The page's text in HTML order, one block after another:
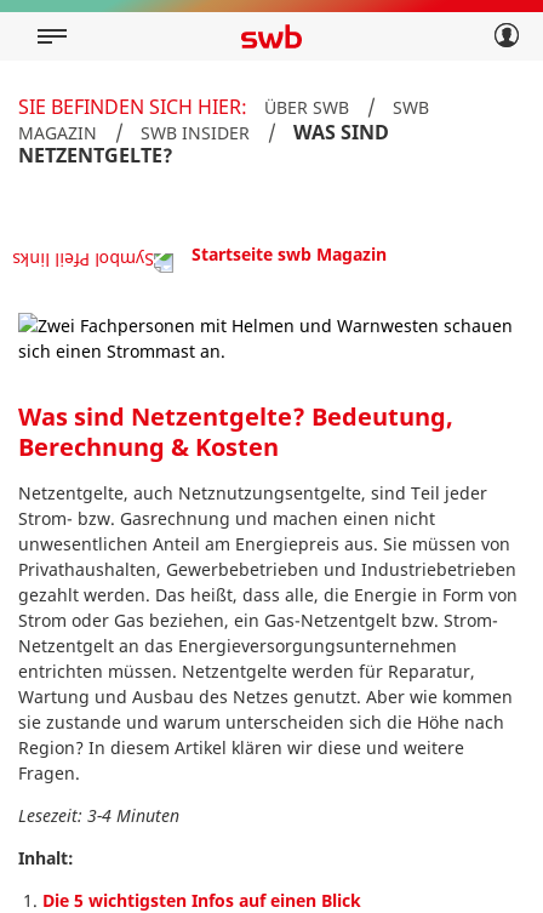
Privatkunden
Über swb
SIE BEFINDEN SICH HIER: ÜBER SWB /
SWB
MAGAZIN
/ SWB INSIDER /
WAS SIND
NETZENTGELTE?
Startseite swb Magazin
Was sind Netzentgelte? Bedeutung,
Berechnung & Kosten
Netzentgelte, auch Netznutzungsentgelte, sind Teil jeder
Strom- bzw. Gasrechnung und machen einen nicht
unwesentlichen Anteil am Energiepreis aus. Sie müssen von
Privathaushalten, Gewerbebetrieben und Industriebetrieben
gezahlt werden. Das heißt, dass alle, die Energie in Form von
Strom oder Gas beziehen, ein Gas-Netzentgelt bzw. Strom-
Netzentgelt an das Energieversorgungsunternehmen
entrichten müssen. Netzentgelte werden für Reparatur,
Wartung und Ausbau des Netzes genutzt. Aber wie kommen
sie zustande und warum unterscheiden sich die Höhe nach
Region? In diesem Artikel klären wir diese und weitere
Fragen.
Lesezeit: 3-4 Minuten
Inhalt:
Die 5 wichtigsten Infos auf einen Blick